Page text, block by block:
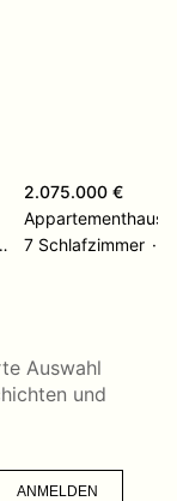
2.075.000 €
Appartementhaus
7 Schlafzimmer
Auswahl
und
ANMELDEN